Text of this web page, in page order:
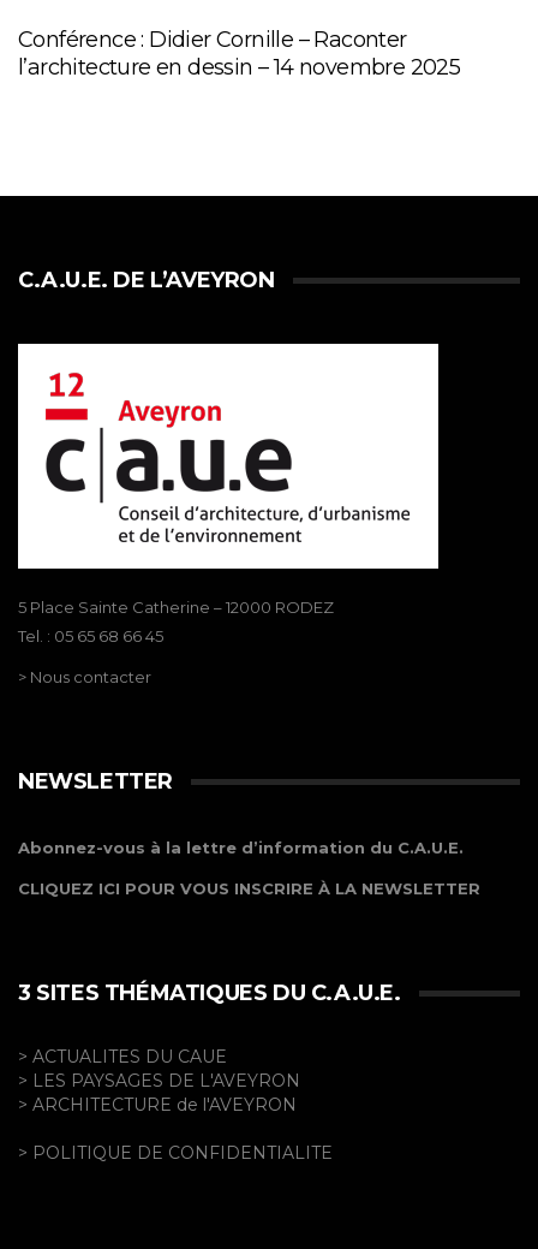
Conférence : Didier Cornille – Raconter
l’architecture en dessin – 14 novembre 2025
C.A.U.E. DE L’AVEYRON
5 Place Sainte Catherine – 12000 RODEZ
Tel. : 05 65 68 66 45
> Nous contacter
NEWSLETTER
Abonnez-vous à la lettre d’information du C.A.U.E.
CLIQUEZ ICI POUR VOUS INSCRIRE À LA NEWSLETTER
3 SITES THÉMATIQUES DU C.A.U.E.
> ACTUALITES DU CAUE
> LES PAYSAGES DE L'AVEYRON
> ARCHITECTURE de l'AVEYRON
> POLITIQUE DE CONFIDENTIALITE